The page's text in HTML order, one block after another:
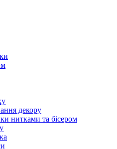
декору
нитками та бісером